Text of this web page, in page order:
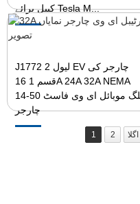
کیبل برائے Tesla M...
J1772 لیول 2 EV چارجر کی
قسم 1 16A 24A 32A NEMA
14-50 پلگ موبائل ای وی فاسٹ
چارجر
1 2